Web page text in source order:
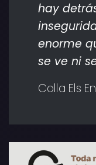
hay
enorme
se ve ni
Colla Els